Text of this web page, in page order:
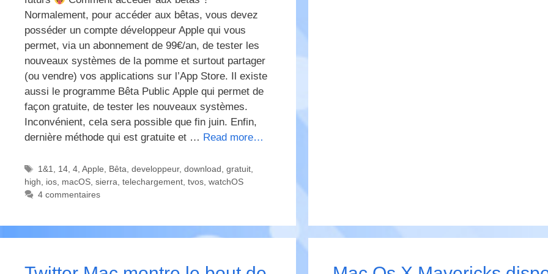
Normalement, pour accéder aux bêtas, vous devez
posséder un compte développeur Apple qui vous
permet, via un abonnement de 99€/an, de tester les
nouveaux systèmes de la pomme et surtout partager
(ou vendre) vos applications sur l’App Store. Il existe
aussi le programme Bêta Public Apple qui permet de
façon gratuite, de tester les nouveaux systèmes.
Inconvénient, cela sera possible que fin juin. Enfin,
dernière méthode qui est gratuite et … Read more…
Étiquettes
1&1 14, 4, Apple Bêta developpeur, download gratuit,
high
ios macOS sierra telechargement tvos watchOS
4 commentaires